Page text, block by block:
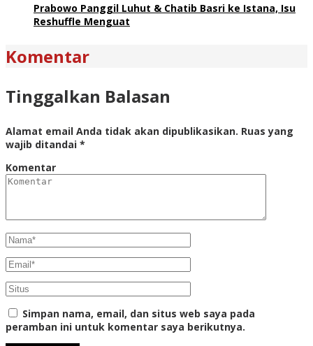
Prabowo Panggil Luhut & Chatib Basri ke Istana, Isu
Reshuffle Menguat
Komentar
Tinggalkan Balasan
Alamat email Anda tidak akan dipublikasikan. Ruas yang
wajib ditandai *
Komentar
Simpan nama, email, dan situs web saya pada
peramban ini untuk komentar saya berikutnya.